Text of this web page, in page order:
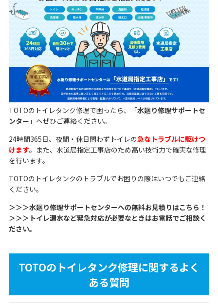
TOTOのトイレタンク修理で困ったら、「水廻り修理サポートセ
ンター 」へぜひご連絡ください。
24時間365日、夜間・休日問わずトイレの急なトラブルに駆けつ
けます。また、水道局指定工事店のため高い技術力で確実な修理
を行います。
TOTOのトイレタンクのトラブルでお困りの際はいつでもご連絡
ください。
＞＞＞水廻り修理サポートセンターへの無料お見積りはこちら！
＞＞＞トイレ漏水など緊急対応が必要なときはお電話でご相談く
ださい。
TOTOのトイレタンク修理に関するよく
ある質問